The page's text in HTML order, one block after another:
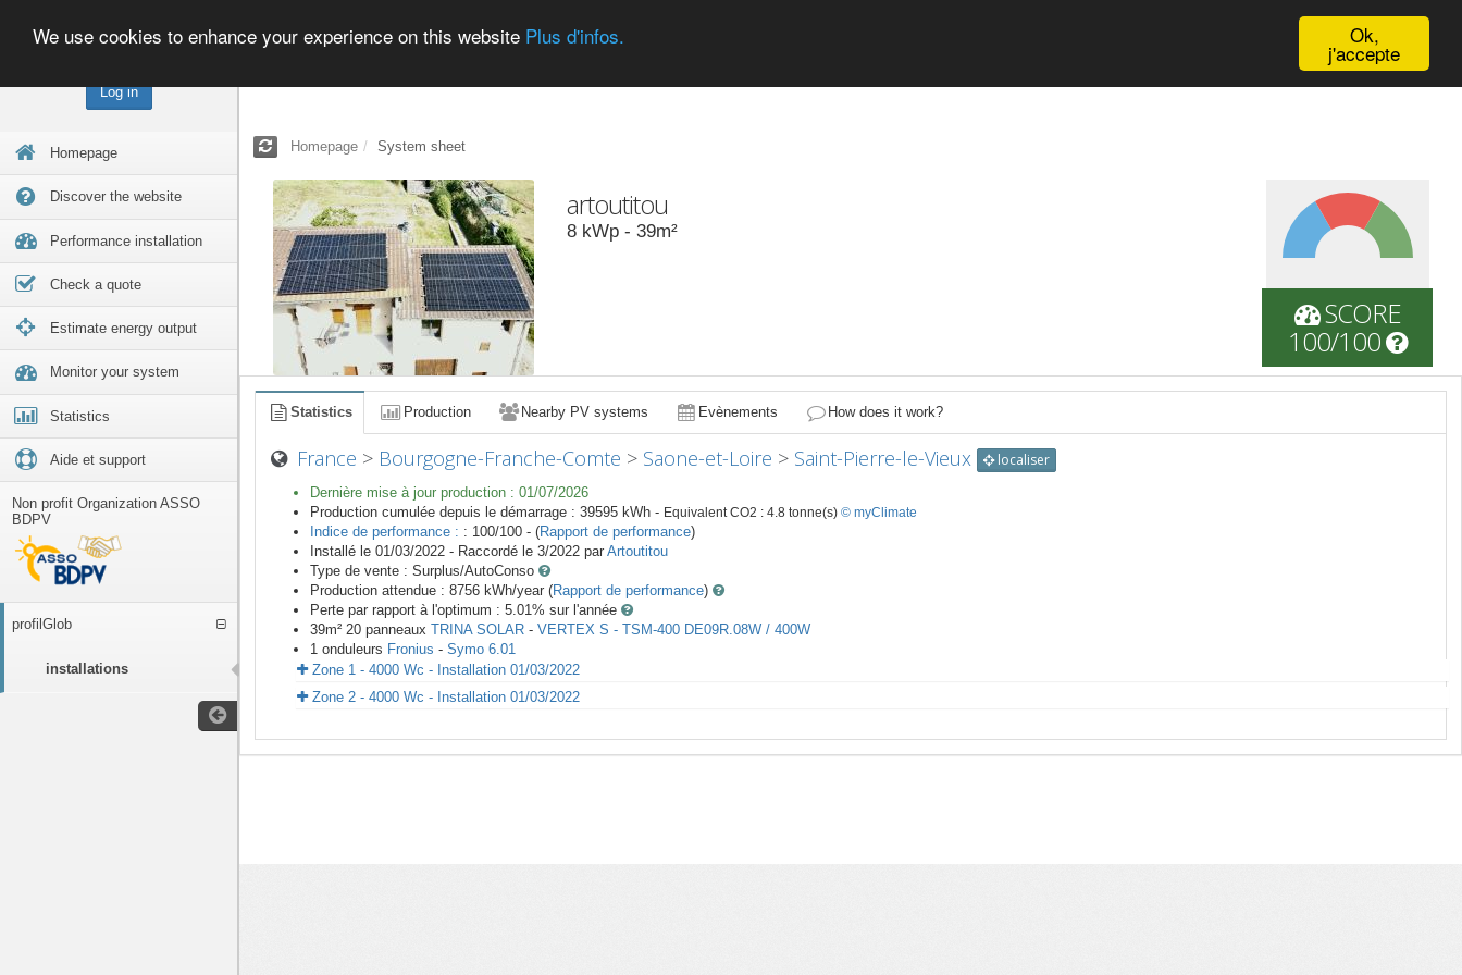
Log in
Homepage
Discover the website
Performance installation
Check a quote
Estimate energy output
Monitor your system
Statistics
Aide et support
Non profit Organization ASSO
BDPV
profilGlob
installations
Ok,
j'accepte
We use cookies to enhance your experience on this website Plus d'infos.
Homepage System sheet
artoutitou
8 kWp - 39m²
SCORE
100/100
Statistics Production Nearby PV systems Evènements How does it work?
France > Bourgogne-Franche-Comte > Saone-et-Loire > Saint-Pierre-le-Vieux localiser
Dernière mise à jour production : 01/07/2026
Production cumulée depuis le démarrage : 39595 kWh - Equivalent CO2 : 4.8 tonne(s) © myClimate
Indice de performance : : 100/100 - (Rapport de performance)
Installé le 01/03/2022 - Raccordé le 3/2022 par Artoutitou
Type de vente : Surplus/AutoConso
Production attendue : 8756 kWh/year (Rapport de performance)
Perte par rapport à l'optimum : 5.01% sur l'année
39m² 20 panneaux TRINA SOLAR - VERTEX S - TSM-400 DE09R.08W / 400W
1 onduleurs Fronius - Symo 6.01
Zone 1 - 4000 Wc - Installation 01/03/2022
Zone 2 - 4000 Wc - Installation 01/03/2022